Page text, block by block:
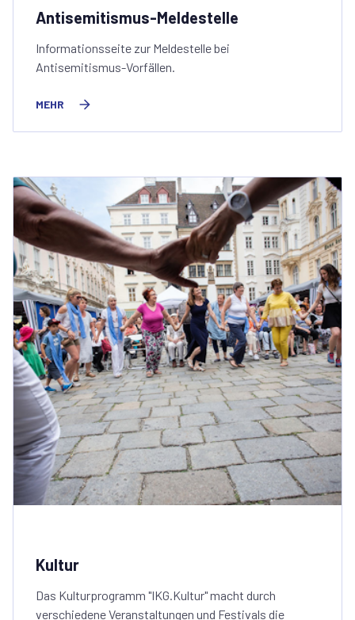
Antisemitismus-Meldestelle
Informationsseite zur Meldestelle bei
Antisemitismus-Vorfällen.
MEHR
Kultur
Das Kulturprogramm "IKG.Kultur" macht durch
verschiedene Veranstaltungen und Festivals die